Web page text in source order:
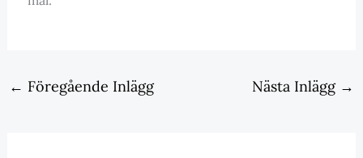
← Föregående Inlägg Nästa Inlägg →